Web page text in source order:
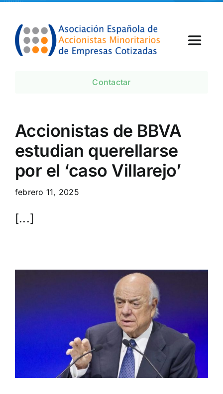
content
Toggle
Agenda
Noticias AEMEC
Contactar
Accionistas de BBVA
estudian querellarse
por el ‘caso Villarejo’
febrero 11, 2025
[...]